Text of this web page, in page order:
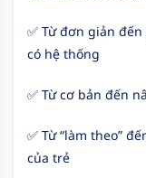
✅ Từ đơn giản
có hệ thống
✅ Từ cơ bản đến
✅ Từ “làm theo”
của trẻ